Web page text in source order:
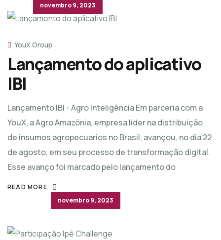
YouX Group
Lançamento do aplicativo
IBI
Lançamento IBI - Agro Inteligência Em parceria com a
YouX, a Agro Amazônia, empresa líder na distribuição
de insumos agropecuários no Brasil, avançou, no dia 22
de agosto, em seu processo de transformação digital.
Esse avanço foi marcado pelo lançamento do
READ MORE
novembro 9, 2023
novembro 9, 2023